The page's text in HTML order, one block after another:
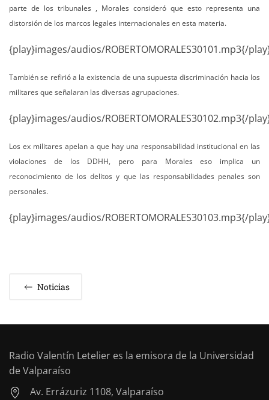
parte de los tribunales , Morales consideró que esto representa una
distorsión de los marcos legales internacionales en esta materia.
{play}images/audios/ROBERTOMORALES30101.mp3{/
También se refirió a la existencia de una supuesta discriminación hacia los
militares que señalaran las diversas agrupaciones.
{play}images/audios/ROBERTOMORALES30102.mp3{/
Los ex militares apelan a que hay una responsabilidad institucional en las
violaciones de los DDHH, pero para Morales eso implica un
reconocimiento de los delitos y que las responsabilidades penales son
personales.
{play}images/audios/ROBERTOMORALES30103.mp3{/
Noticias
Radio Valentín Letelier es la emisora de la Universidad
de Valparaíso
Av. Errázuriz 1108, Valparaíso